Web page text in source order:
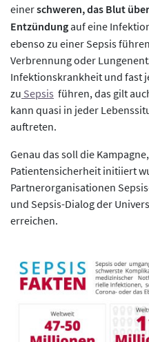
einerschweren, das Blut
Entzündungauf eine
ebenso zu einer Sepsis
Verbrennung oder
Infektionskrankheit und fast
zu Sepsis führen, das gilt
kann quasi in jeder
auftreten.
Genau das soll die
Patientensicherheit initiiert
Partnerorganisationen
und Sepsis-Dialog der
erreichen.